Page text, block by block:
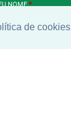
de cookies
NOME*